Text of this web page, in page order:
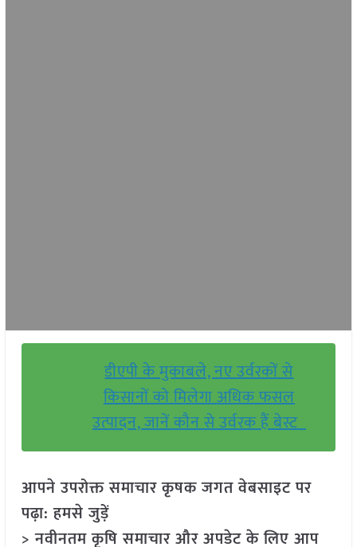
डीएपी के मुकाबले, नए उर्वरकों से
किसानों को मिलेगा अधिक फसल
उत्पादन, जानें कौन से उर्वरक हैं बेस्ट
आपने उपरोक्त समाचार कृषक जगत वेबसाइट पर
पढ़ा: हमसे जुड़ें
> नवीनतम कृषि समाचार और अपडेट के लिए आप